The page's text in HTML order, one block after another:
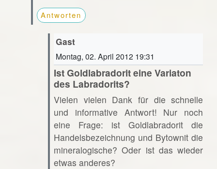
Antworten
Gast
Montag, 02. April 2012 19:31
Ist Goldlabradorit eine Variaton
des Labradorits?
Vielen vielen Dank für die schnelle
und informative Antwort! Nur noch
eine Frage: ist Goldlabradorit die
Handelsbezeichnung und Bytownit die
mineralogische? Oder ist das wieder
etwas anderes?